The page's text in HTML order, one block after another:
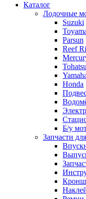
Каталог
Лодочные
Suzuki
Parsun
Reef
Tohatsu
Honda
Б/у
Запчасти